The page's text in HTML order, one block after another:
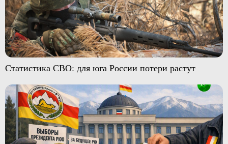
Статистика СВО: для юга России потери растут